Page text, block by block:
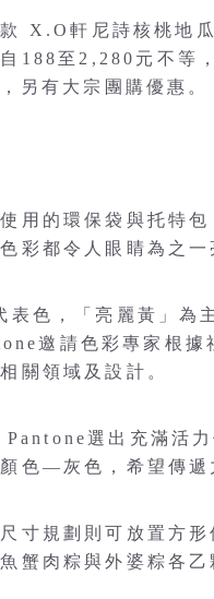
X.O軒尼詩核桃地
188至2,280元不等
另有大宗團購優惠。
用的環保袋與托特包
彩都令人眼睛為之一
色，「亮麗黃」為
邀請色彩專家根據
關領域及設計。
選出充滿活
色—灰色，希望傳遞
寸規劃則可放置方
蟹肉粽與外婆粽各乙